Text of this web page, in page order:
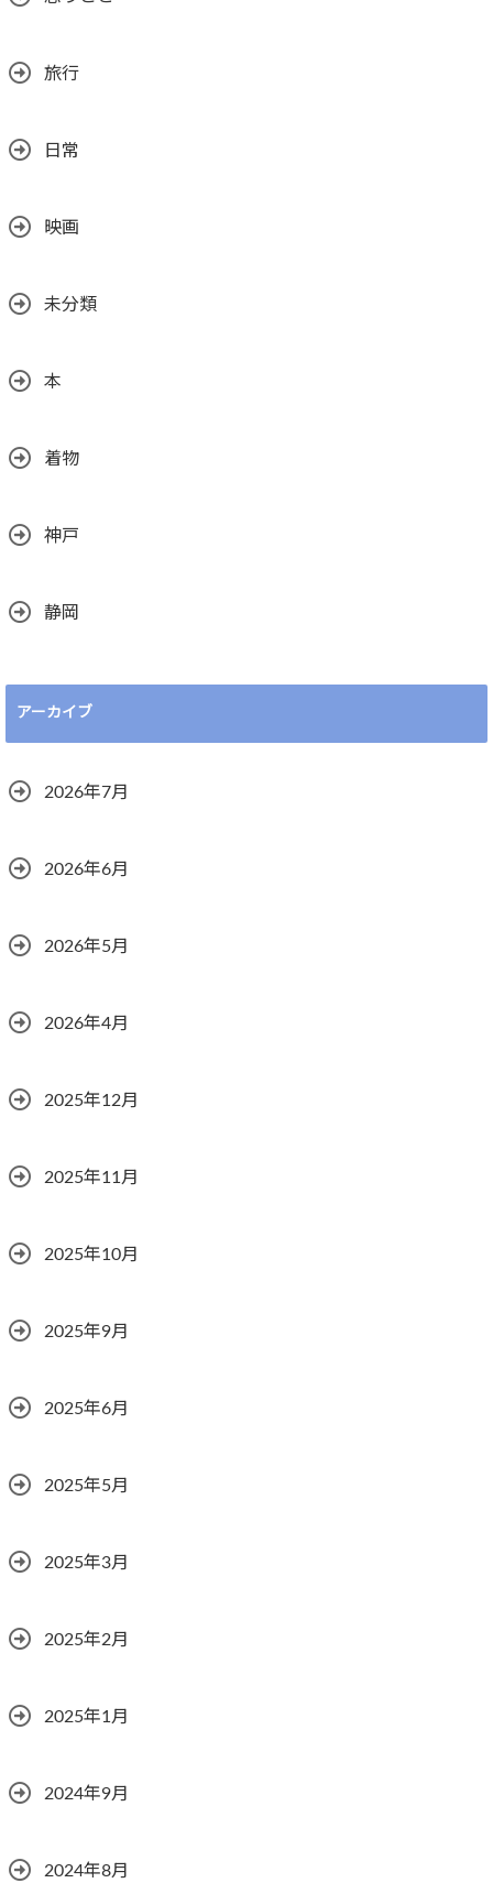
旅行
日常
映画
未分類
本
着物
神戸
静岡
アーカイブ
2026年7月
2026年6月
2026年5月
2026年4月
2025年12月
2025年11月
2025年10月
2025年9月
2025年6月
2025年5月
2025年3月
2025年2月
2025年1月
2024年9月
2024年8月